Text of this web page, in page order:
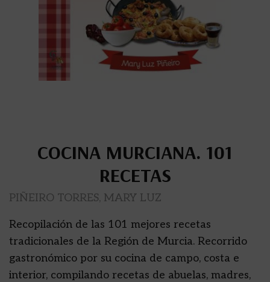
COCINA MURCIANA. 101
RECETAS
PIÑEIRO TORRES, MARY LUZ
Recopilación de las 101 mejores recetas
tradicionales de la Región de Murcia. Recorrido
gastronómico por su cocina de campo, costa e
interior, compilando recetas de abuelas, madres,